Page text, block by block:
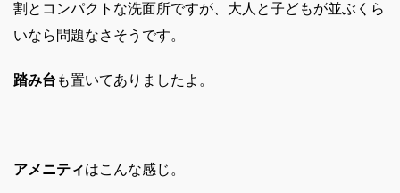
割とコンパクトな洗面所ですが、大人と子どもが並ぶくら
いなら問題なさそうです。
踏み台 も置いてありましたよ。
アメニティはこんな感じ。